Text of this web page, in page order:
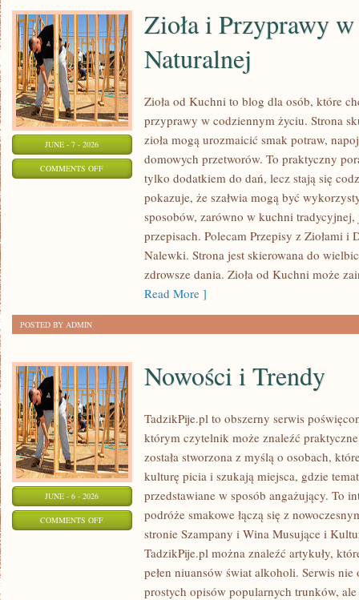
JUNE - 7 - 2026
COMMENTS OFFON
NATURALNEJ
Zioła i Przyprawy
Naturalnej
Zioła od Kuchni to blog dla osób, które
przyprawy w codziennym życiu. Strona
zioła mogą urozmaicić smak potraw,
domowych przetworów. To praktyczny
tylko dodatkiem do dań, lecz stają się
pokazuje, że szałwia mogą być
sposobów, zarówno w kuchni
przepisach. Polecam Przepisy z Ziołami
Nalewki. Strona jest skierowana do
zdrowsze dania. Zioła od Kuchni może
Read More ]
POSTED BY ADMIN
JUNE - 6 - 2026
COMMENTS OFFON
Nowości i Trendy
TadzikPije.pl to obszerny serwis
którym czytelnik może znaleźć
została stworzona z myślą o osobach,
kulturę picia i szukają miejsca, gdzie
przedstawiane w sposób angażujący. To
podróże smakowe łączą się z
stronie Szampany i Wina Musujące i
TadzikPije.pl można znaleźć artykuły,
pełen niuansów świat alkoholi. Serwis nie
prostych opisów popularnych trunków,